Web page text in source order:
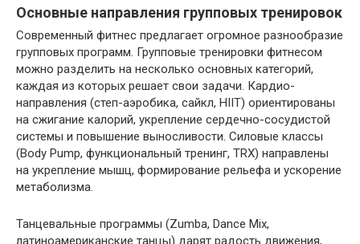
Основные направления групповых тренировок
Современный фитнес предлагает огромное разнообразие
групповых программ. Групповые тренировки фитнесом
можно разделить на несколько основных категорий,
каждая из которых решает свои задачи. Кардио-
направления (степ-аэробика, сайкл, HIIT) ориентированы
на сжигание калорий, укрепление сердечно-сосудистой
системы и повышение выносливости. Силовые классы
(Body Pump, функциональный тренинг, TRX) направлены
на укрепление мышц, формирование рельефа и ускорение
метаболизма.
Танцевальные программы (Zumba, Dance Mix,
латиноамериканские танцы) дарят радость движения,